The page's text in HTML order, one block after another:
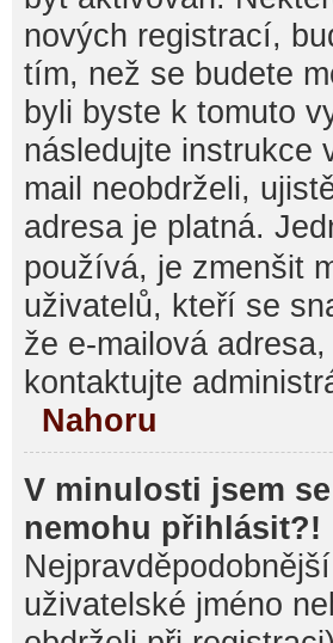
nových registrací,
tím, než se budete
byli byste k tomuto
následujte instrukce
mail neobdrželi,
adresa je platná.
používá, je zmenšit
uživatelů, kteří se
že e-mailová
kontaktujte
Nahoru
V minulosti jsem
nemohu přihlásit?!
uživatelské jméno